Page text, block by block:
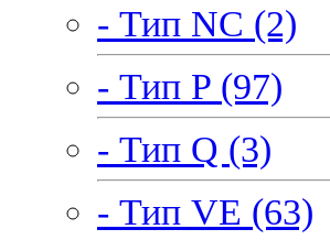
- Тип NC (2)
- Тип P (97)
- Тип Q (3)
- Тип VE (63)